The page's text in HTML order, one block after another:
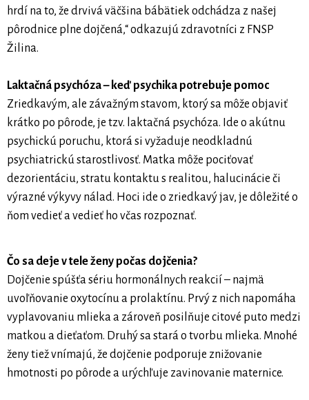
hrdí na to, že drvivá väčšina bábätiek odchádza z našej
pôrodnice plne dojčená,“ odkazujú zdravotníci z FNSP
Žilina.
Laktačná psychóza – keď psychika potrebuje pomoc
Zriedkavým, ale závažným stavom, ktorý sa môže objaviť
krátko po pôrode, je tzv. laktačná psychóza. Ide o akútnu
psychickú poruchu, ktorá si vyžaduje neodkladnú
psychiatrickú starostlivosť. Matka môže pociťovať
dezorientáciu, stratu kontaktu s realitou, halucinácie či
výrazné výkyvy nálad. Hoci ide o zriedkavý jav, je dôležité o
ňom vedieť a vedieť ho včas rozpoznať.
Čo sa deje v tele ženy počas dojčenia?
Dojčenie spúšťa sériu hormonálnych reakcií – najmä
uvoľňovanie oxytocínu a prolaktínu. Prvý z nich napomáha
vyplavovaniu mlieka a zároveň posilňuje citové puto medzi
matkou a dieťaťom. Druhý sa stará o tvorbu mlieka. Mnohé
ženy tiež vnímajú, že dojčenie podporuje znižovanie
hmotnosti po pôrode a urýchľuje zavinovanie maternice.